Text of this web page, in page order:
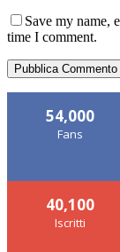
Save my name,
time I comment.
54,000
Fans
40,100
Iscritti